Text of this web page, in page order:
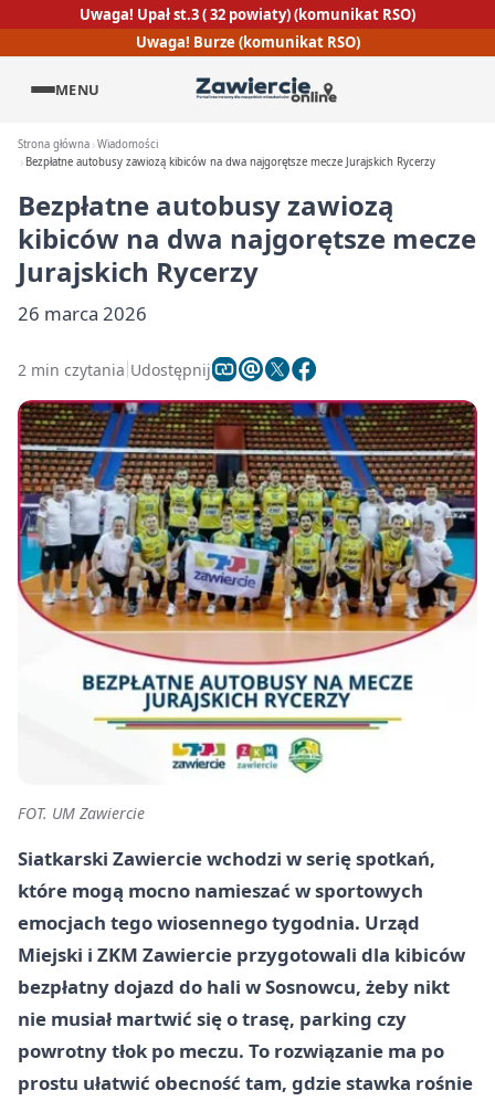
Uwaga! Upał st.3 ( 32 powiaty) (komunikat RSO)
Uwaga! Burze (komunikat RSO)
MENU
Strona główna Wiadomości
Bezpłatne autobusy zawiozą kibiców na dwa najgorętsze mecze Jurajskich Rycerzy
Bezpłatne autobusy zawiozą
kibiców na dwa najgorętsze mecze
Jurajskich Rycerzy
26 marca 2026
2 min czytania Udostępnij
FOT. UM Zawiercie
Siatkarski Zawiercie wchodzi w serię spotkań,
które mogą mocno namieszać w sportowych
emocjach tego wiosennego tygodnia. Urząd
Miejski i ZKM Zawiercie przygotowali dla kibiców
bezpłatny dojazd do hali w Sosnowcu, żeby nikt
nie musiał martwić się o trasę, parking czy
powrotny tłok po meczu. To rozwiązanie ma po
prostu ułatwić obecność tam, gdzie stawka rośnie